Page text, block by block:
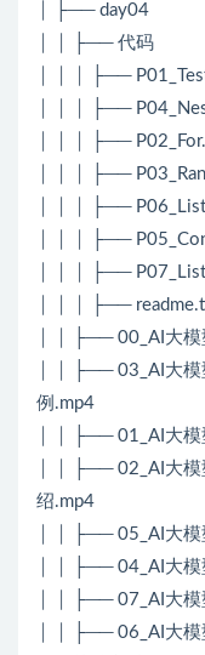
│ ├── day04
│ │ ├── 代码
│ │ │ ├──
│ │ │ ├──
│ │ │ ├──
│ │ │ ├──
│ │ │ ├──
│ │ │ ├──
│ │ │ ├──
│ │ │ ├──
│ │ ├── 00_AI大模
│ │ ├── 03_AI大模
例.mp4
│ │ ├── 01_AI大模
│ │ ├── 02_AI大模
绍.mp4
│ │ ├── 05_AI大模
│ │ ├── 04_AI大模
│ │ ├── 07_AI大模
│ │ ├── 06_AI大模